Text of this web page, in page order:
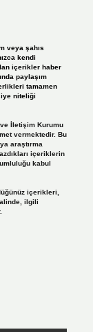
veya şahıs
kendi
içerikler haber
paylaşım
tamamen
niteliği
İletişim Kurumu
vermektedir. Bu
araştırma
içeriklerin
kabul
içerikleri,
ilgili